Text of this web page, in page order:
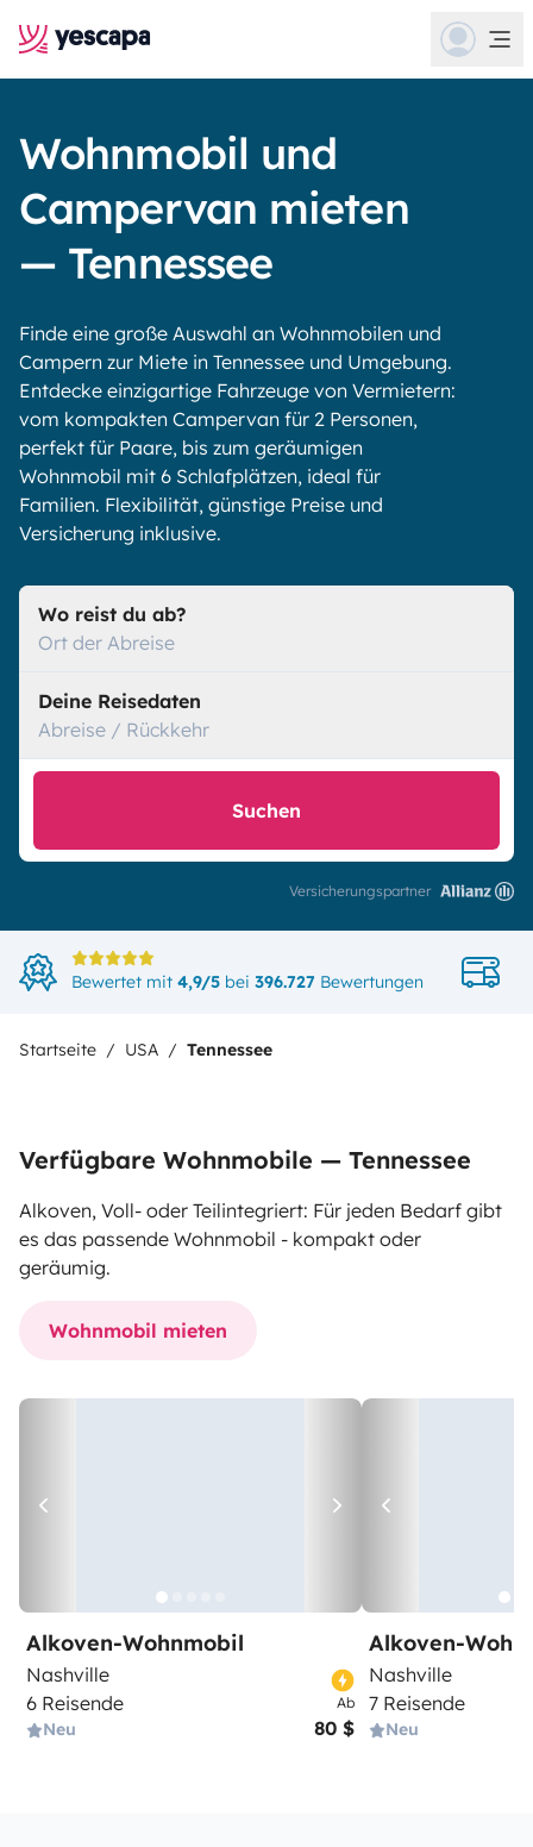
Wohnmobil und
Campervan mieten
— Tennessee
Finde eine große Auswahl an Wohnmobilen und
Campern zur Miete in Tennessee und Umgebung.
Entdecke einzigartige Fahrzeuge von Vermietern:
vom kompakten Campervan für 2 Personen,
perfekt für Paare, bis zum geräumigen
Wohnmobil mit 6 Schlafplätzen, ideal für
Familien. Flexibilität, günstige Preise und
Versicherung inklusive.
Wo reist du ab?
Ort der Abreise
Deine Reisedaten
Abreise / Rückkehr
Suchen
Versicherungspartner
Bewertet mit 4,9/5 bei 396.727 Bewertungen
Startseite USA Tennessee
Verfügbare Wohnmobile — Tennessee
Alkoven, Voll- oder Teilintegriert: Für jeden Bedarf gibt
es das passende Wohnmobil - kompakt oder
geräumig.
Wohnmobil mieten
Alkoven-Wohnmobil
Nashville
6 Reisende
Neu
Ab
80 $
Alkoven-
Nashville
7 Reisende
Neu